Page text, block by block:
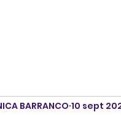
BARRANCO 10 sept